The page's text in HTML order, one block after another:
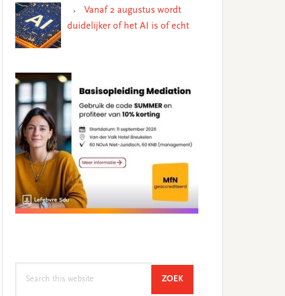
Vanaf 2 augustus wordt
duidelijker of het AI is of echt
ZOEKSEARCH